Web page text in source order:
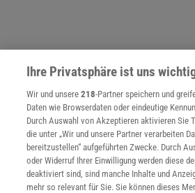
NACH OBEN
Für Sie im Spektrum-Shop
Ihre Privatsphäre ist uns
Wir und unsere218-Partner speichern und
Daten wie Browserdaten oder eindeutige
Durch Auswahl von Akzeptieren aktivieren Sie
die unter „Wir und unsere Partner verarbeiten
bereitzustellen“ aufgeführten Zwecke. Durch
oder Widerruf Ihrer Einwilligung werden diese
deaktiviert sind, sind manche Inhalte und
mehr so relevant für Sie. Sie können dieses